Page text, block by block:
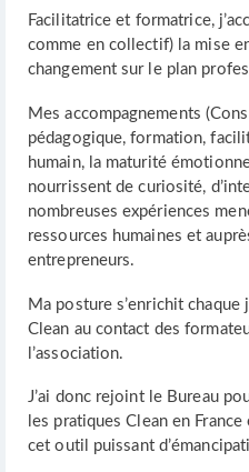
Facilitatrice et formatrice,
comme en collectif) la mise
changement sur le plan
Mes accompagnements
pédagogique, formation,
humain, la maturité
nourrissent de curiosité,
nombreuses expériences
ressources humaines et
entrepreneurs.
Ma posture s’enrichit
Clean au contact des
l’association.
J’ai donc rejoint le Bureau
les pratiques Clean en
cet outil puissant